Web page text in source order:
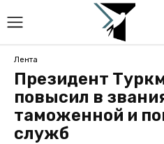
Лента
Президент
повысил в
таможенной и
служб